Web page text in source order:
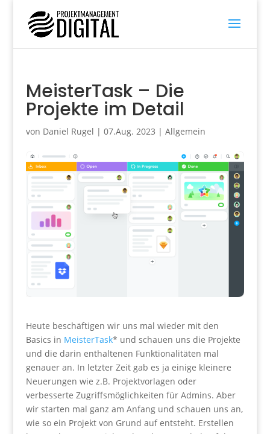
MeisterTask – Die
Projekte im Detail
von Daniel Rugel | 07.Aug. 2023 | Allgemein
Heute beschäftigen wir uns mal wieder mit den
Basics in MeisterTask* und schauen uns die Projekte
und die darin enthaltenen Funktionalitäten mal
genauer an. In letzter Zeit gab es ja einige kleinere
Neuerungen wie z.B. Projektvorlagen oder
verbesserte Zugriffsmöglichkeiten für Admins. Aber
wir starten mal ganz am Anfang und schauen uns an,
wie so ein Projekt von Grund auf entsteht. Erstellen